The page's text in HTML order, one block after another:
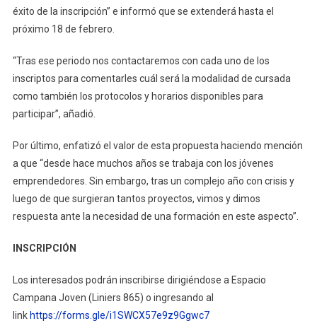
éxito de la inscripción” e informó que se extenderá hasta el
próximo 18 de febrero.
“Tras ese periodo nos contactaremos con cada uno de los
inscriptos para comentarles cuál será la modalidad de cursada
como también los protocolos y horarios disponibles para
participar”, añadió.
Por último, enfatizó el valor de esta propuesta haciendo mención
a que “desde hace muchos años se trabaja con los jóvenes
emprendedores. Sin embargo, tras un complejo año con crisis y
luego de que surgieran tantos proyectos, vimos y dimos
respuesta ante la necesidad de una formación en este aspecto”.
INSCRIPCIÓN
Los interesados podrán inscribirse dirigiéndose a Espacio
Campana Joven (Liniers 865) o ingresando al
linkhttps://forms.gle/i1SWCX57e9z9Ggwc7